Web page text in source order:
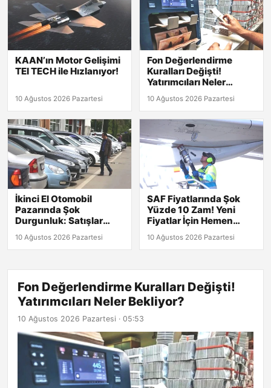
KAAN’ın Motor Gelişimi
TEI TECH ile Hızlanıyor!
10 Ağustos 2026 Pazartesi
Fon Değerlendirme
Kuralları Değişti!
Yatırımcıları Neler
10 Ağustos 2026 Pazartesi
İkinci El Otomobil
Pazarında Şok
Durgunluk: Satışlar
10 Ağustos 2026 Pazartesi
SAF Fiyatlarında Şok
Yüzde 10 Zam! Yeni
Fiyatlar İçin Hemen
10 Ağustos 2026 Pazartesi
Fon Değerlendirme Kuralları Değişti!
Yatırımcıları Neler Bekliyor?
10 Ağustos 2026 Pazartesi · 05:53